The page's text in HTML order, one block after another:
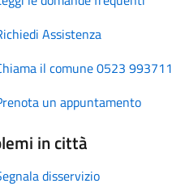
Assistenza
il comune 0523 993711
un appuntamento
in città
disservizio